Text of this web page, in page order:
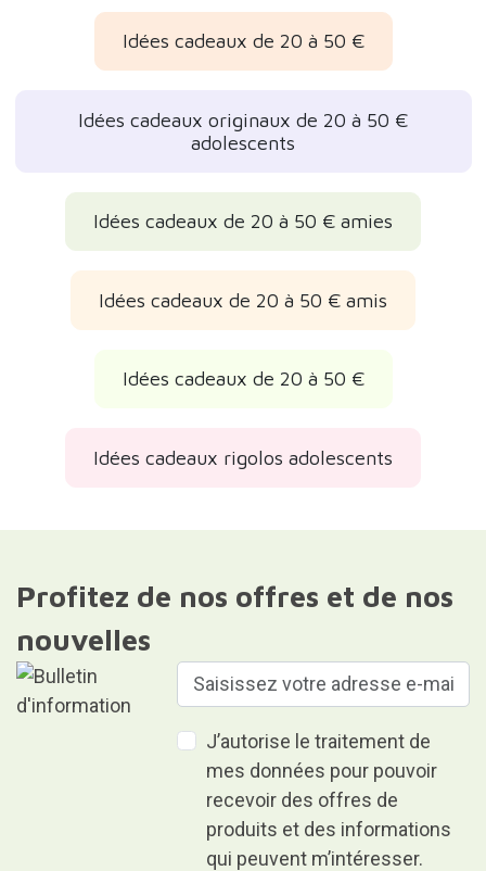
Idées cadeaux de 20 à 50 €
Idées cadeaux originaux de 20 à 50 €
adolescents
Idées cadeaux de 20 à 50 € amies
Idées cadeaux de 20 à 50 € amis
Idées cadeaux de 20 à 50 €
Idées cadeaux rigolos adolescents
Profitez de nos offres et de nos
nouvelles
J’autorise le traitement de
mes données pour pouvoir
recevoir des offres de
produits et des informations
qui peuvent m’intéresser.